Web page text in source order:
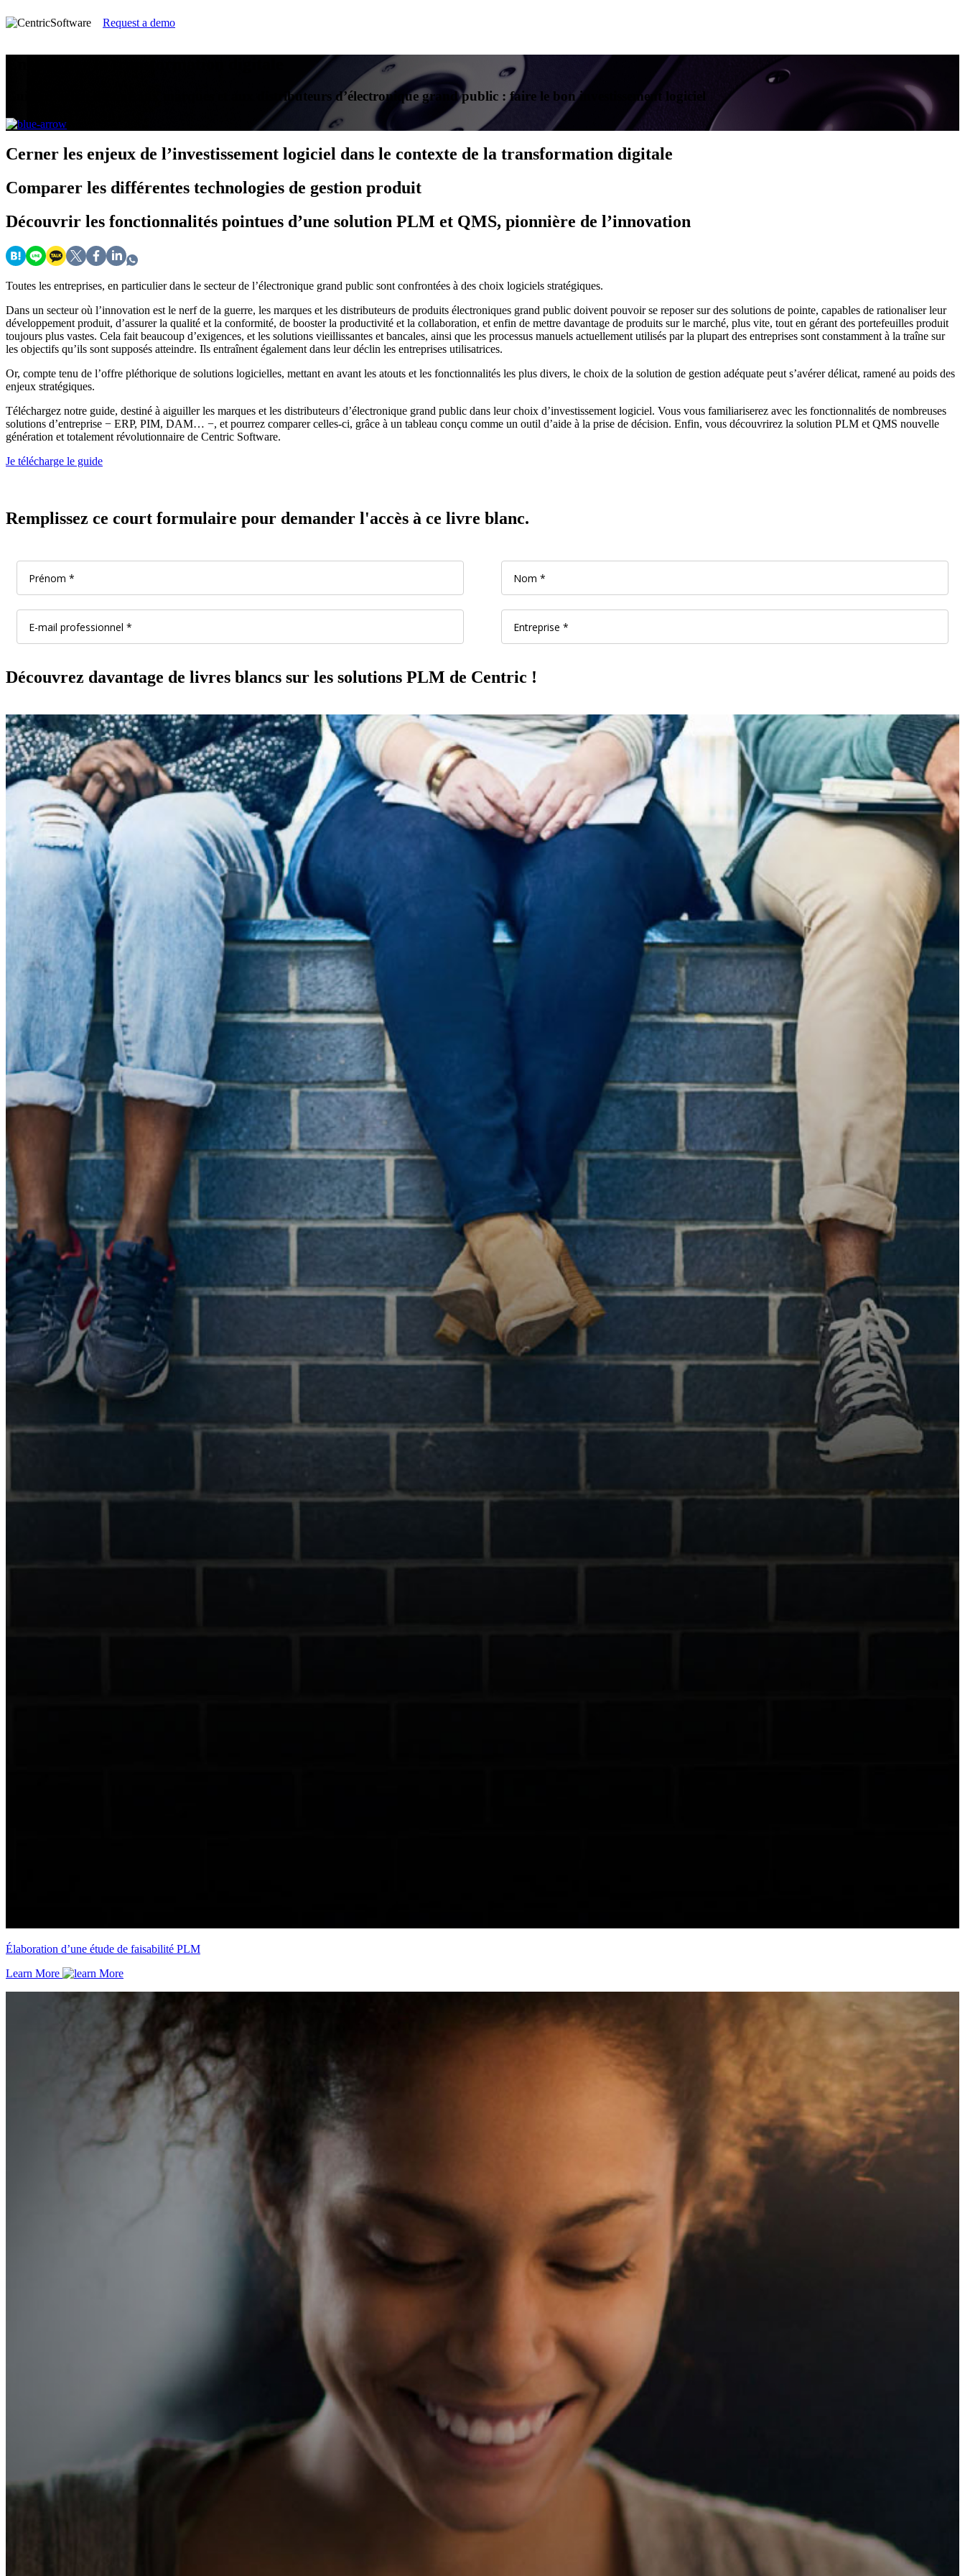
Request a demo
Guide d’achat destiné aux marques et aux distributeurs d’électronique grand public : faire le bon investissement logiciel
Cerner les enjeux de l’investissement logiciel dans le contexte de la transformation digitale
Comparer les différentes technologies de gestion produit
Découvrir les fonctionnalités pointues d’une solution PLM et QMS, pionnière de l’innovation
Toutes les entreprises, en particulier dans le secteur de l’électronique grand public sont confrontées à des choix logiciels stratégiques.
Dans un secteur où l’innovation est le nerf de la guerre, les marques et les distributeurs de produits électroniques grand public doivent pouvoir se reposer sur des solutions de pointe, capables de rationaliser leur
développement produit, d’assurer la qualité et la conformité, de booster la productivité et la collaboration, et enfin de mettre davantage de produits sur le marché, plus vite, tout en gérant des portefeuilles produit
toujours plus vastes. Cela fait beaucoup d’exigences, et les solutions vieillissantes et bancales, ainsi que les processus manuels actuellement utilisés par la plupart des entreprises sont constamment à la traîne sur
les objectifs qu’ils sont supposés atteindre. Ils entraînent également dans leur déclin les entreprises utilisatrices.
Or, compte tenu de l’offre pléthorique de solutions logicielles, mettant en avant les atouts et les fonctionnalités les plus divers, le choix de la solution de gestion adéquate peut s’avérer délicat, ramené au poids des
enjeux stratégiques.
Téléchargez notre guide, destiné à aiguiller les marques et les distributeurs d’électronique grand public dans leur choix d’investissement logiciel. Vous vous familiariserez avec les fonctionnalités de nombreuses
solutions d’entreprise − ERP, PIM, DAM… −, et pourrez comparer celles-ci, grâce à un tableau conçu comme un outil d’aide à la prise de décision. Enfin, vous découvrirez la solution PLM et QMS nouvelle
génération et totalement révolutionnaire de Centric Software.
Je télécharge le guide
Remplissez ce court formulaire pour demander l'accès à ce livre blanc.
Découvrez davantage de livres blancs sur les solutions PLM de Centric !
Élaboration d’une étude de faisabilité PLM
Learn More